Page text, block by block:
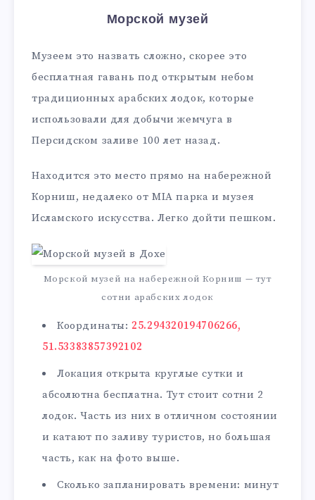
Морской музей
Музеем это назвать сложно, скорее это
бесплатная гавань под открытым небом
традиционных арабских лодок, которые
использовали для добычи жемчуга в
Персидском заливе 100 лет назад.
Находится это место прямо на набережной
Корниш, недалеко от MIA парка и музея
Исламского искусства. Легко дойти пешком.
Морской музей на набережной Корниш — тут
сотни арабских лодок
Координаты:25.294320194706266,
51.53383857392102
Локация открыта круглые сутки и
абсолютна бесплатна. Тут стоит сотни 2
лодок. Часть из них в отличном состоянии
и катают по заливу туристов, но большая
часть, как на фото выше.
Сколько запланировать времени: минут